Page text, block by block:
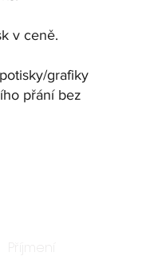
v ceně.
grafiky
přání bez